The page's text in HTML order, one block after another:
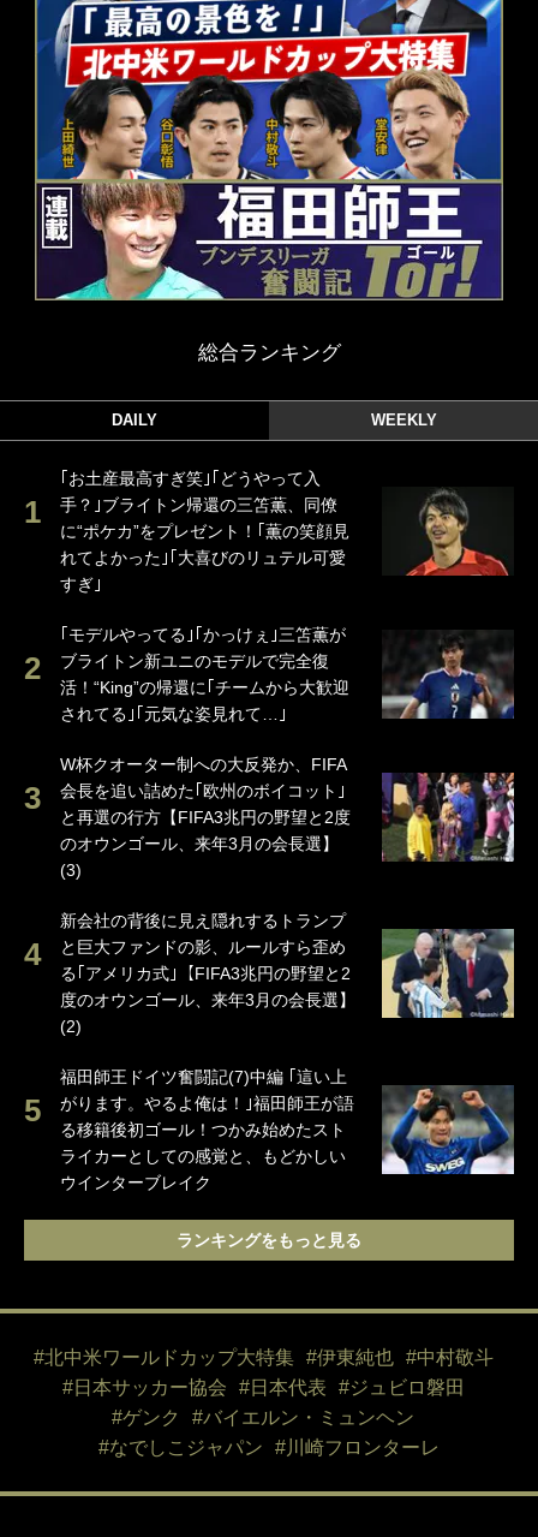
総合ランキング
DAILY WEEKLY
｢お土産最高すぎ笑｣｢どうやって入
手？｣ブライトン帰還の三笘薫、同僚
に“ポケカ”をプレゼント！｢薫の笑顔見
れてよかった｣｢大喜びのリュテル可愛
すぎ｣
｢モデルやってる｣｢かっけぇ｣三笘薫が
ブライトン新ユニのモデルで完全復
活！“King”の帰還に｢チームから大歓迎
されてる｣｢元気な姿見れて…｣
W杯クオーター制への大反発か、FIFA
会長を追い詰めた｢欧州のボイコット｣
と再選の行方【FIFA3兆円の野望と2度
のオウンゴール、来年3月の会長選】
(3)
新会社の背後に見え隠れするトランプ
と巨大ファンドの影、ルールすら歪め
る｢アメリカ式｣【FIFA3兆円の野望と2
度のオウンゴール、来年3月の会長選】
(2)
福田師王ドイツ奮闘記(7)中編 ｢這い上
がります。やるよ俺は！｣福田師王が語
る移籍後初ゴール！つかみ始めたスト
ライカーとしての感覚と、もどかしい
ウインターブレイク
ランキングをもっと見る
#北中米ワールドカップ大特集 #伊東純也
#中村敬斗
#日本サッカー協会
#日本代表
#ジュビロ磐田
#ゲンク
#バイエルン・ミュンヘン
#なでしこジャパン
#川崎フロンターレ